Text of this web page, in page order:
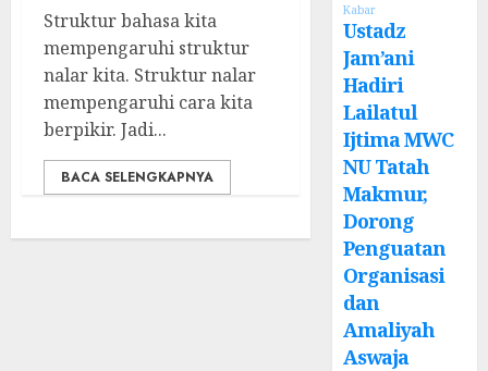
Struktur bahasa kita
mempengaruhi struktur
nalar kita. Struktur nalar
mempengaruhi cara kita
berpikir. Jadi...
BACA SELENGKAPNYA
Kabar
Ustadz
Jam’ani
Hadiri
Lailatul
Ijtima MWC
NU Tatah
Makmur,
Dorong
Penguatan
Organisasi
dan
Amaliyah
Aswaja